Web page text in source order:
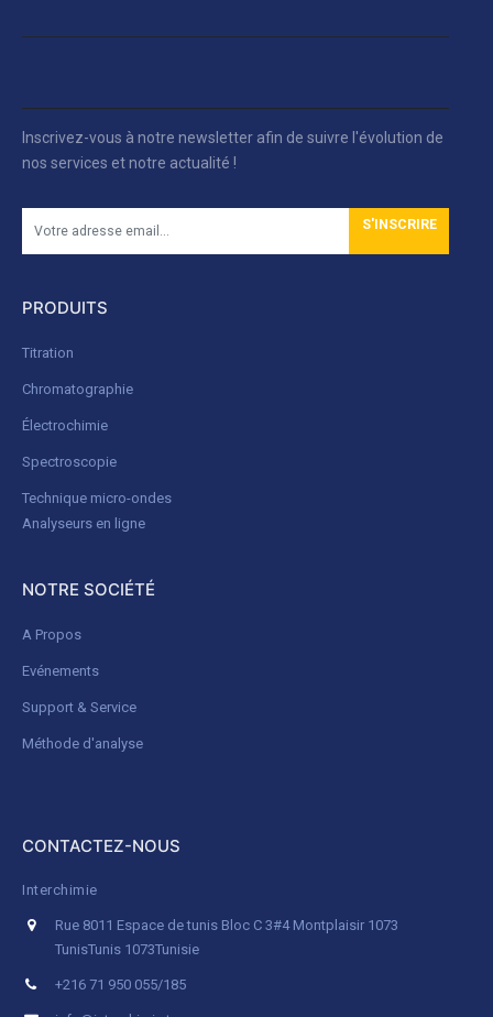
Inscrivez-vous à notre newsletter afin de suivre l'évolution de
nos services et notre actualité !
S'INSCRIRE
PRODUITS
Titration
Chromatographie
Électrochimie
Spectroscopie
Technique micro-ondes
Analyseurs en ligne
NOTRE SOCIÉTÉ
A Propos
Evénements
Support & Service
Méthode d'analyse
CONTACTEZ-NOUS
Interchimie
Rue 8011 Espace de tunis Bloc C 3#4 Montplaisir 1073
TunisTunis 1073Tunisie
+216 71 950 055/185